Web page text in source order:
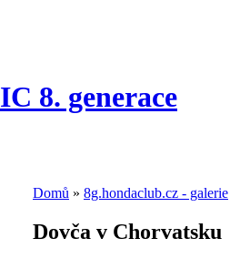
8. generace
Domů » 8g.hondaclub.cz - galerie
Dovča v Chorvatsku